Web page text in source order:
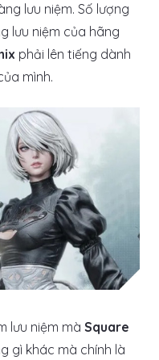
lưu niệm. Số lượng
lưu niệm của hãng
phải lên tiếng dành
mình.
lưu niệm mà Square
gì khác mà chính là